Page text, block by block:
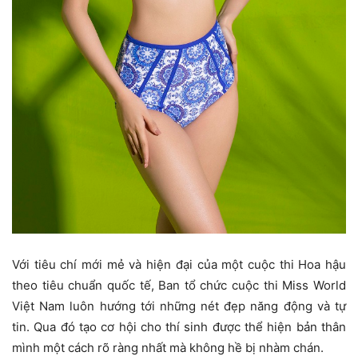
Với tiêu chí mới mẻ và hiện đại của một cuộc thi Hoa hậu
theo tiêu chuẩn quốc tế, Ban tổ chức cuộc thi Miss World
Việt Nam luôn hướng tới những nét đẹp năng động và tự
tin. Qua đó tạo cơ hội cho thí sinh được thể hiện bản thân
mình một cách rõ ràng nhất mà không hề bị nhàm chán.